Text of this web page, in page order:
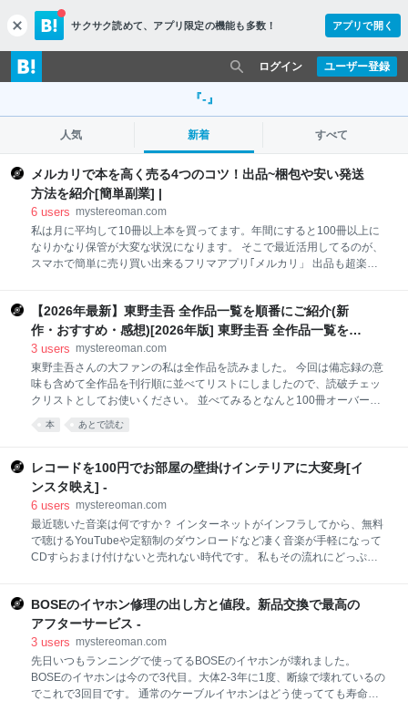
c
l
o
s
サクサク読めて、 アプリ限定の機能も多数！ アプリで開く
ユーザー登録
ログイン
『-』
人気 新着 すべて
メルカリで本を高く売る4つのコツ！出品~梱包や安い発送
方法を紹介[簡単副業] |
6 users mystereoman.com
私は月に平均して10冊以上本を買ってます。年間にすると100冊以上に
なりかなり保管が大変な状況になります。 そこで最近活用してるのが、
スマホで簡単に売り買い出来るフリマアプリ｢メルカリ」 出品も超楽々
で紹介します。 少しでも高く、スピーディーに売りたい方の参考になる
と思います。 新刊なら定価の6割位の値段で売れるメルカリ。 発売日後
だったり、人気の本なら定価1500円の本でも、送料手数料込み1300円
位で売れる事が珍しくありません。 なぜアマゾンで買わないのか不思議
に思いますが、それでも買い手がいるので売れてしまうメルカリの凄さ
です。 一つは売上金が貯蓄されてるので、それがポイントみたいに手軽
【2026年最新】東野圭吾 全作品一覧を順番にご紹介(新
作・おすすめ・感想)[2026年版] 東野圭吾 全作品一覧を順
番にご紹介 おすすめ･感想･新作 -
3 users mystereoman.com
東野圭吾さんの大ファンの私は全作品を読みました。 今回は備忘録の意
味も含めて全作品を刊行順に並べてリストにしましたので、読破チェッ
クリストとしてお使いください。 並べてみるとなんと100冊オーバー。
使った時間とお金以上の驚きや感動を頂きましたね。
本 あとで読む
レコードを100円でお部屋の壁掛けインテリアに大変身[イ
ンスタ映え] -
6 users mystereoman.com
最近聴いた音楽は何ですか？ インターネットがインフラしてから、無料
で聴けるYouTubeや定額制のダウンロードなど凄く音楽が手軽になって
CDすらおまけ付けないと売れない時代です。 私もその流れにどっぷり
があって、音も温かみのある独特の世界観が感じられとても有意義な時
間を与えてくれる事が日々のストレスを癒してくれる最高の存在になり
ました。 そんなレコードは、大きさがCDの４倍位あるとてもカッコい
い存在。 持ってるだけで所有感をくすぐり、自慢したくなるツールで
す。 普通に保管しておくのが勿体無いので、レコードをインテリア代わ
りに使えるアイテムを100円ショップで探してきました。 [ad#co-1] 部屋
BOSEのイヤホン修理の出し方と値段。新品交換で最高の
アフターサービス -
3 users mystereoman.com
先日いつもランニングで使ってるBOSEのイヤホンが壊れました。
BOSEのイヤホンは今ので3代目。大体2-3年に1度、断線で壊れているの
でこれで3回目です。 通常のケーブルイヤホンはどう使ってても寿命は